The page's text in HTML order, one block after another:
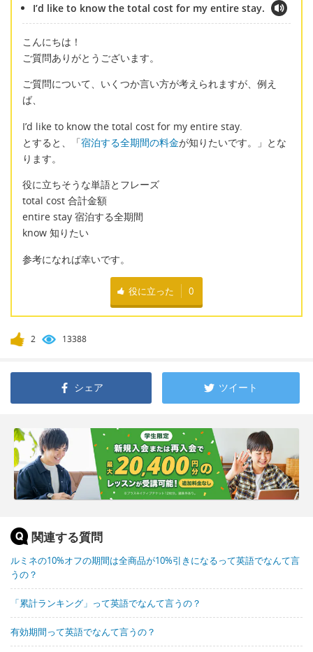
I’d like to know the total cost for my entire stay.
こんにちは！
ご質問ありがとうございます。
ご質問について、いくつか言い方が考えられますが、例え
ば、
I’d like to know the total cost for my entire stay.
とすると、「宿泊する全期間の料金が知りたいです。」とな
ります。
役に立ちそうな単語とフレーズ
total cost 合計金額
entire stay 宿泊する全期間
know 知りたい
参考になれば幸いです。
役に立った 0
2 13388
シェア ツイート
関連する質問
ルミネの10%オフの期間は全商品が10%引きになるって英語でなんて言
うの？
「累計ランキング」って英語でなんて言うの？
有効期間って英語でなんて言うの？